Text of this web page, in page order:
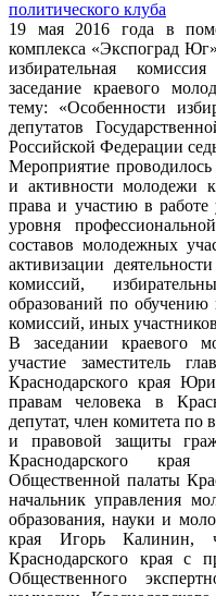
19 мая 2016 года в
комплекса «Экспоград
избирательная
заседание краевого
тему: «Особенности
депутатов
Российской Федерации
Мероприятие
и активности молодежи
права и участию в
уровня
составов молодежных
активизации
комиссий,
образований по обучению
комиссий, иных
В заседании краевого
участие заместитель
Краснодарского края
правам человека в
депутат, член комитета по
и правовой защиты
Краснодарского
Общественной палаты
начальник управления
образования, науки и
края Игорь Калинин,
Краснодарского края с
Общественного